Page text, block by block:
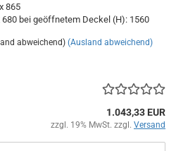
865
680 bei geöffnetem Deckel (H): 1560
abweichend) (Ausland abweichend)
1.043,33 EUR
zzgl. 19% MwSt. zzgl. Versand